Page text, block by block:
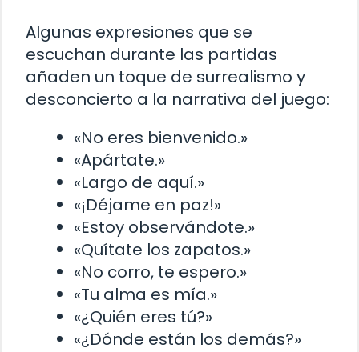
Algunas expresiones que se
escuchan durante las partidas
añaden un toque de surrealismo y
desconcierto a la narrativa del juego:
«No eres bienvenido.»
«Apártate.»
«Largo de aquí.»
«¡Déjame en paz!»
«Estoy observándote.»
«Quítate los zapatos.»
«No corro, te espero.»
«Tu alma es mía.»
«¿Quién eres tú?»
«¿Dónde están los demás?»